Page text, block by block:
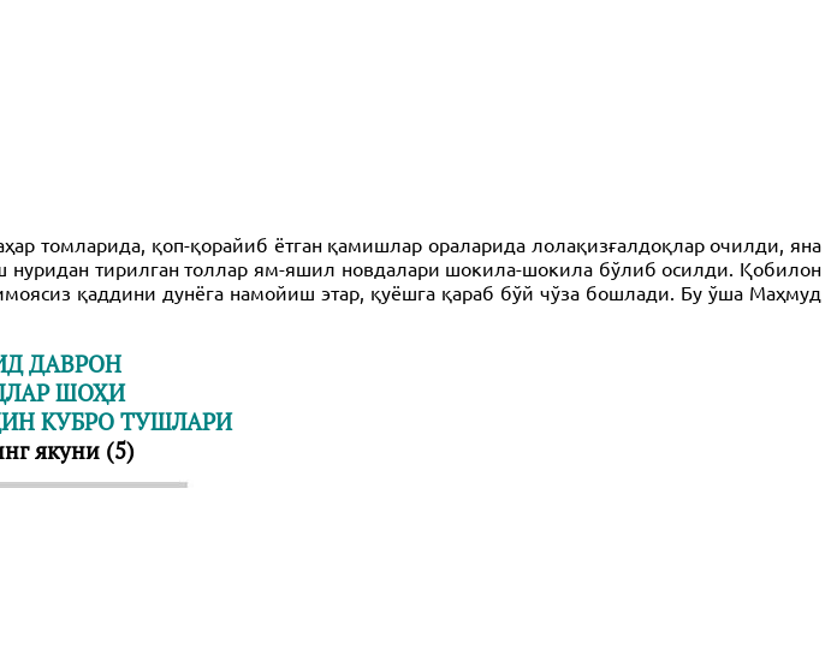
томларида, қоп-қорайиб ётган қамишлар ораларида лолақизғалдоқлар очилди, яна
нуридан тирилган толлар ям-яшил новдалари шокила-шокила бўлиб осилди. Қобилон
қаддини дунёга намойиш этар, қуёшга қараб бўй чўза бошлади. Бу ўша Маҳмуд
ДАВРОН
ШОҲИ
КУБРО ТУШЛАРИ
якуни (5)